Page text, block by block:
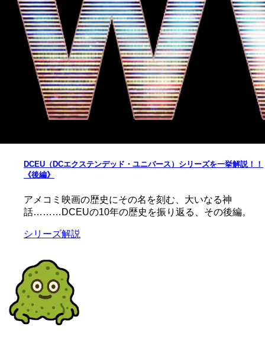
DCEU（DCエクステンデッド・ユニバース）シリーズを一挙解説！！
《後編》
アメコミ映画の歴史にその名を刻む、大いなる神
話………DCEUの10年の歴史を振り返る、その後編。
シリーズ解説